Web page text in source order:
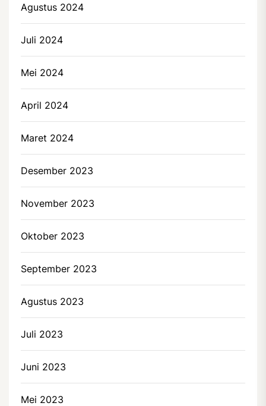
Agustus 2024
Juli 2024
Mei 2024
April 2024
Maret 2024
Desember 2023
November 2023
Oktober 2023
September 2023
Agustus 2023
Juli 2023
Juni 2023
Mei 2023